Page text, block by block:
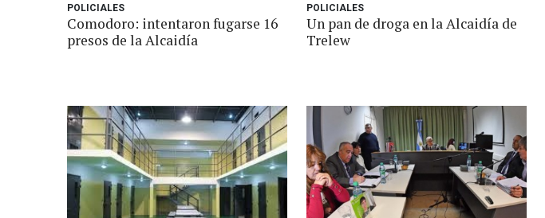
POLICIALES
Comodoro: intentaron fugarse 16
presos de la Alcaidía
POLICIALES
Un pan de droga en la Alcaidía de
Trelew